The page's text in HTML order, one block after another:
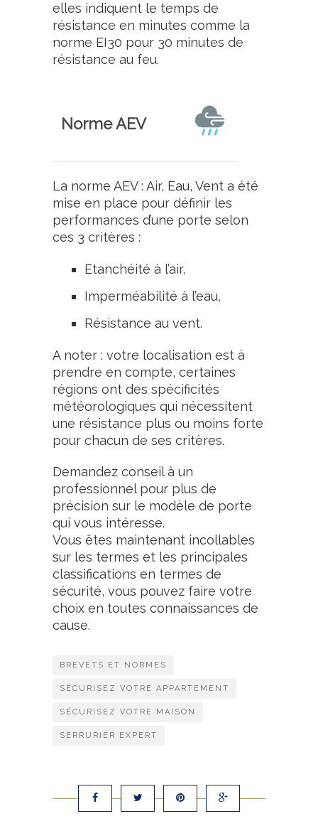
elles indiquent le temps de
résistance en minutes comme la
norme EI30 pour 30 minutes de
résistance au feu.
Norme AEV
La norme AEV : Air, Eau, Vent a été
mise en place pour définir les
performances d’une porte selon
ces 3 critères :
Etanchéité à l’air,
Imperméabilité à l’eau,
Résistance au vent.
A noter : votre localisation est à
prendre en compte, certaines
régions ont des spécificités
météorologiques qui nécessitent
une résistance plus ou moins forte
pour chacun de ses critères.
Demandez conseil à un
professionnel pour plus de
précision sur le modèle de porte
qui vous intéresse.
Vous êtes maintenant incollables
sur les termes et les principales
classifications en termes de
sécurité, vous pouvez faire votre
choix en toutes connaissances de
cause.
BREVETS ET NORMES
SÉCURISEZ VOTRE APPARTEMENT
SÉCURISEZ VOTRE MAISON
SERRURIER EXPERT